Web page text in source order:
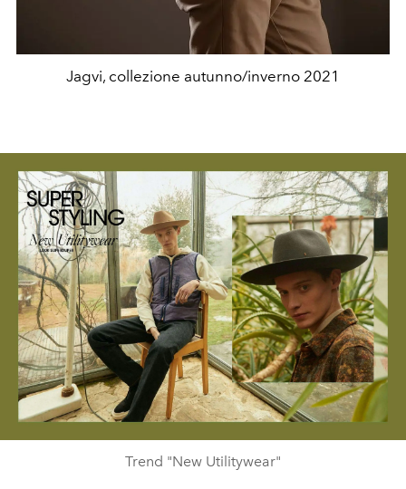
Jagvi, collezione autunno/inverno 2021
Trend "New Utilitywear"